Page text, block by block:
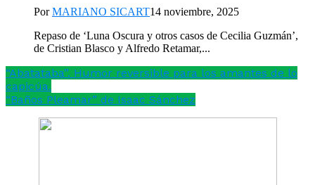
PorMARIANO SICART14 noviembre, 2025
Repaso de ‘Luna Oscura y otros casos de Cecilia Guzmán’,
de Cristian Blasco y Alfredo Retamar,...
“Abatataba”. Humor reversible para los amantes de lo
capicúa.
“Baños Pleamar” de Isaac Sánchez